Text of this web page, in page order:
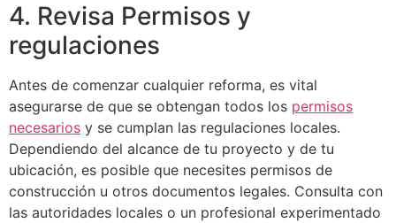
4. Revisa Permisos y
regulaciones
Antes de comenzar cualquier reforma, es vital
asegurarse de que se obtengan todos los permisos
necesarios y se cumplan las regulaciones locales.
Dependiendo del alcance de tu proyecto y de tu
ubicación, es posible que necesites permisos de
construcción u otros documentos legales. Consulta con
las autoridades locales o un profesional experimentado